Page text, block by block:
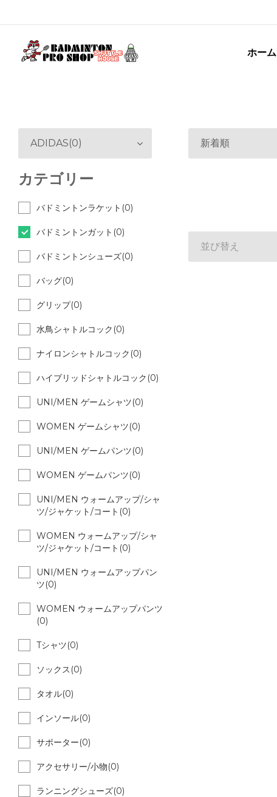
ホーム
新着順
並び替え
ADIDAS(0)
カテゴリー
バドミントンラケット(0)
バドミントンガット(0)
バドミントンシューズ(0)
バッグ(0)
グリップ(0)
水鳥シャトルコック(0)
ナイロンシャトルコック(0)
ハイブリッドシャトルコック(0)
UNI/MEN ゲームシャツ(0)
WOMEN ゲームシャツ(0)
UNI/MEN ゲームパンツ(0)
WOMEN ゲームパンツ(0)
UNI/MEN ウォームアップ/シャ
ツ/ジャケット/コート(0)
WOMEN ウォームアップ/シャ
ツ/ジャケット/コート(0)
UNI/MEN ウォームアップパン
ツ(0)
WOMEN ウォームアップパンツ
(0)
Tシャツ(0)
ソックス(0)
タオル(0)
インソール(0)
サポーター(0)
アクセサリー/小物(0)
ランニングシューズ(0)